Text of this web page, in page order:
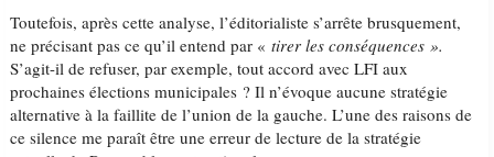
Toutefois, après cette analyse, l’éditorialiste s’arrête brusquement,
ne précisant pas ce qu’il entend par «tirer les conséquences ».
S’agit-il de refuser, par exemple, tout accord avec LFI aux
prochaines élections municipales ? Il n’évoque aucune stratégie
alternative à la faillite de l’union de la gauche. L’une des raisons de
ce silence me paraît être une erreur de lecture de la stratégie